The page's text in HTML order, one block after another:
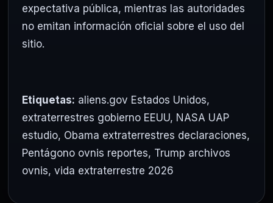
expectativa pública, mientras las autoridades
no emitan información oficial sobre el uso del
sitio.
Etiquetas: aliens.gov Estados Unidos,
extraterrestres gobierno EEUU, NASA UAP
estudio, Obama extraterrestres declaraciones,
Pentágono ovnis reportes, Trump archivos
ovnis, vida extraterrestre 2026